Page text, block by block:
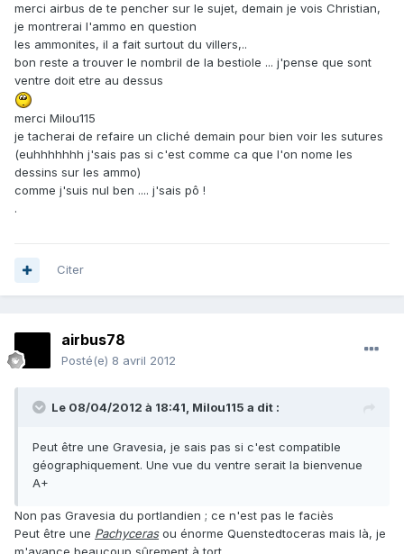
merci airbus de te pencher sur le sujet, demain je vois Christian,
je montrerai l'ammo en question
les ammonites, il a fait surtout du villers,..
bon reste a trouver le nombril de la bestiole ... j'pense que sont
ventre doit etre au dessus
merci Milou115
je tacherai de refaire un cliché demain pour bien voir les sutures
(euhhhhhhh j'sais pas si c'est comme ca que l'on nome les
dessins sur les ammo)
comme j'suis nul ben .... j'sais pô !
.
Citer
airbus78
Posté(e) 8 avril 2012
Le 08/04/2012 à 18:41, Milou115 a dit :
Peut être une Gravesia, je sais pas si c'est compatible
géographiquement. Une vue du ventre serait la bienvenue
A+
Non pas Gravesia du portlandien ; ce n'est pas le faciès
Peut être une Pachycerasou énorme Quenstedtoceras mais là, je